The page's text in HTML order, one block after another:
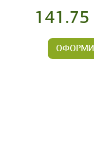
141.75